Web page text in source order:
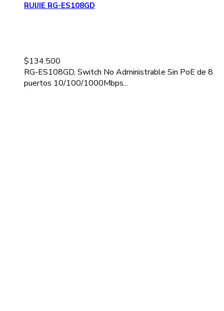
RUIJIE RG-ES108GD
$134.500
RG-ES108GD, Switch No Administrable Sin PoE de 8
puertos 10/100/1000Mbps...